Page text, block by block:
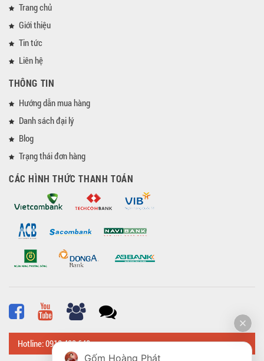
Trang chủ
Giới thiệu
Tin tức
Liên hệ
THÔNG TIN
Hướng dẫn mua hàng
Danh sách đại lý
Blog
Trạng thái đơn hàng
CÁC HÌNH THỨC THANH TOÁN
Hotline: 0918 482 648
Gốm Hoàng Phát